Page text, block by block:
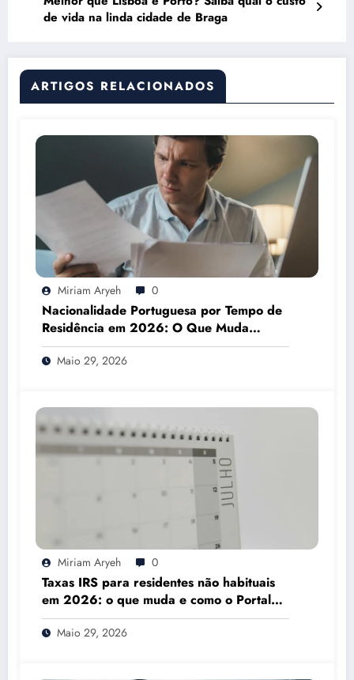
de vida na linda cidade de Braga
ARTIGOS RELACIONADOS
Miriam Aryeh 0
Nacionalidade Portuguesa por Tempo de
Residência em 2026: O Que Muda
Mesmo
Maio 29, 2026
Miriam Aryeh 0
Taxas IRS para residentes não habituais
em 2026: o que muda e como o Portal
das Finanças pode ajudar
Maio 29, 2026